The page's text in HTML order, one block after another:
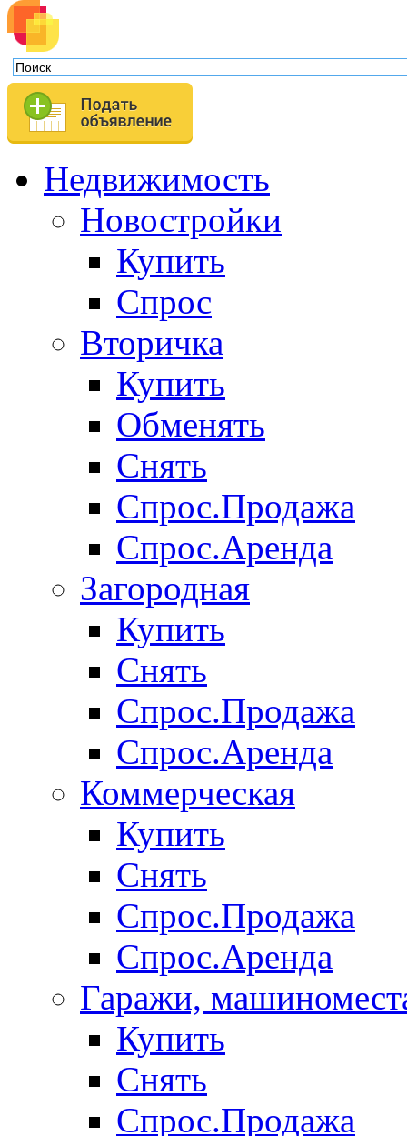
Недвижимость
Новостройки
Купить
Спрос
Вторичка
Купить
Обменять
Снять
Спрос.Продажа
Спрос.Аренда
Загородная
Купить
Снять
Спрос.Продажа
Спрос.Аренда
Коммерческая
Купить
Снять
Спрос.Продажа
Спрос.Аренда
Гаражи,
Купить
Снять
Спрос.Продажа